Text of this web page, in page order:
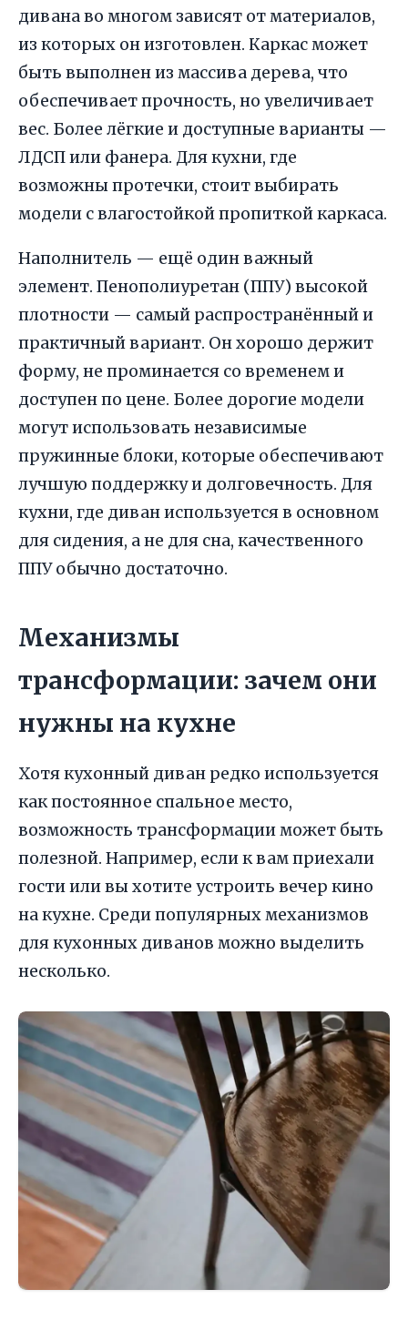
дивана во многом зависят от материалов,
из которых он изготовлен. Каркас может
быть выполнен из массива дерева, что
обеспечивает прочность, но увеличивает
вес. Более лёгкие и доступные варианты —
ЛДСП или фанера. Для кухни, где
возможны протечки, стоит выбирать
модели с влагостойкой пропиткой каркаса.
Наполнитель — ещё один важный
элемент. Пенополиуретан (ППУ) высокой
плотности — самый распространённый и
практичный вариант. Он хорошо держит
форму, не проминается со временем и
доступен по цене. Более дорогие модели
могут использовать независимые
пружинные блоки, которые обеспечивают
лучшую поддержку и долговечность. Для
кухни, где диван используется в основном
для сидения, а не для сна, качественного
ППУ обычно достаточно.
Механизмы
трансформации: зачем они
нужны на кухне
Хотя кухонный диван редко используется
как постоянное спальное место,
возможность трансформации может быть
полезной. Например, если к вам приехали
гости или вы хотите устроить вечер кино
на кухне. Среди популярных механизмов
для кухонных диванов можно выделить
несколько.